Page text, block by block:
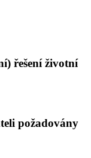
řešení životní
požadovány